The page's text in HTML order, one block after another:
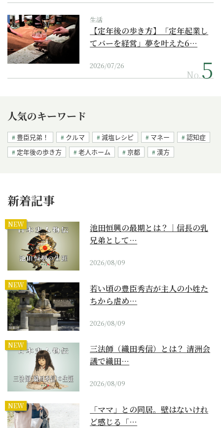
生活
【定年後の歩き方】「定年起業し
てバーを経営」夢を叶えた6…
2026/07/26
No.
人気のキーワード
豊臣兄弟！ クルマ 減塩レシピ マネー
認知症
定年後の歩き方
老人ホーム 京都 漢方
新着記事
NEW
池田恒興の最期とは？｜信長の乳
兄弟として…
2026/08/09
NEW
若い頃の豊臣秀吉が主人の小姓た
ちから虐め…
2026/08/09
NEW
三法師（織田秀信）とは？ 清洲会
議で織田…
2026/08/09
NEW
「ママ」との同居。壁はないけれ
ど感じる「…